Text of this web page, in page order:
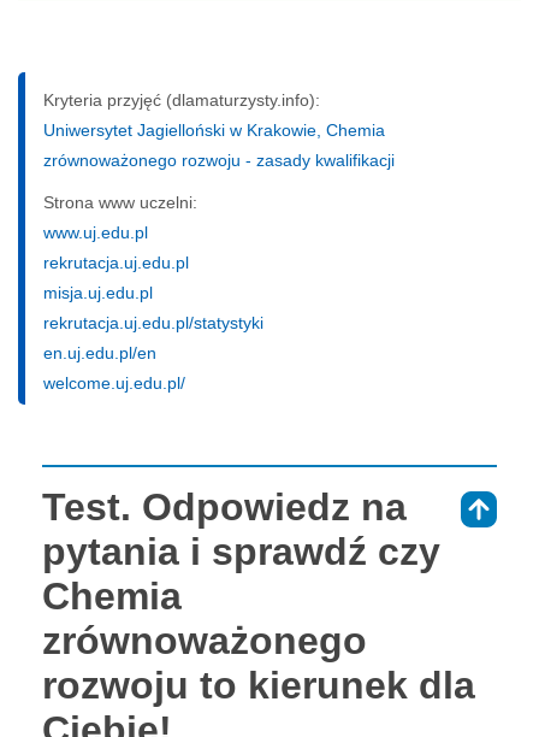
Kryteria przyjęć (dlamaturzysty.info):
Uniwersytet Jagielloński w Krakowie, Chemia
zrównoważonego rozwoju - zasady kwalifikacji
Strona www uczelni:
www.uj.edu.pl
rekrutacja.uj.edu.pl
misja.uj.edu.pl
rekrutacja.uj.edu.pl/statystyki
en.uj.edu.pl/en
welcome.uj.edu.pl/
Test. Odpowiedz na
pytania i sprawdź czy
Chemia
zrównoważonego
rozwoju to kierunek dla